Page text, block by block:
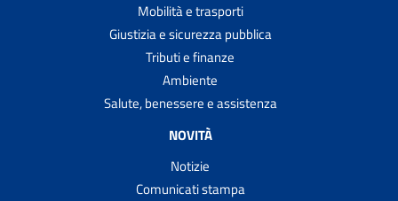
Mobilità e trasporti
Giustizia e sicurezza pubblica
Tributi e finanze
Ambiente
Salute, benessere e assistenza
NOVITÀ
Notizie
Comunicati stampa